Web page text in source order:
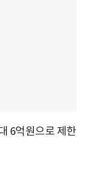
6억원으로 제한